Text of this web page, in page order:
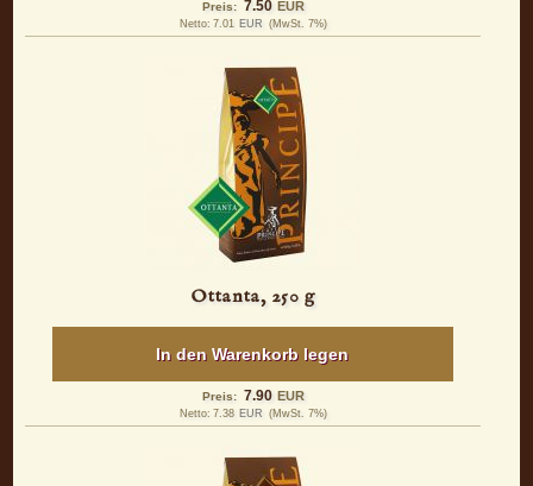
Preis: 7.50 EUR
Netto: 7.01 EUR (MwSt. 7%)
Ottanta, 250 g
In den Warenkorb legen
Preis: 7.90 EUR
Netto: 7.38 EUR (MwSt. 7%)